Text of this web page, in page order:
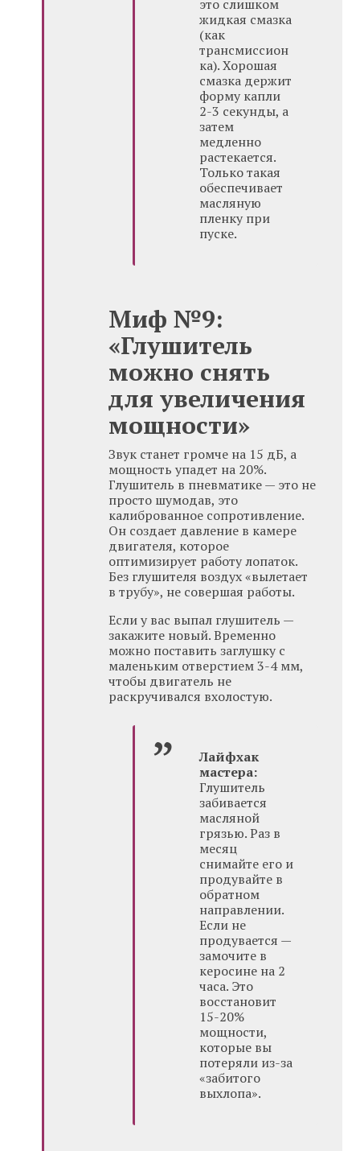
это слишком
жидкая смазка
(как
трансмиссион
ка). Хорошая
смазка держит
форму капли
2-3 секунды, а
затем
медленно
растекается.
Только такая
обеспечивает
масляную
пленку при
пуске.
Миф №9:
«Глушитель
можно снять
для увеличения
мощности»
Звук станет громче на 15 дБ, а
мощность упадет на 20%.
Глушитель в пневматике — это не
просто шумодав, это
калиброванное сопротивление.
Он создает давление в камере
двигателя, которое
оптимизирует работу лопаток.
Без глушителя воздух «вылетает
в трубу», не совершая работы.
Если у вас выпал глушитель —
закажите новый. Временно
можно поставить заглушку с
маленьким отверстием 3-4 мм,
чтобы двигатель не
раскручивался вхолостую.
Лайфхак
мастера:
Глушитель
забивается
масляной
грязью. Раз в
месяц
снимайте его и
продувайте в
обратном
направлении.
Если не
продувается —
замочите в
керосине на 2
часа. Это
восстановит
15-20%
мощности,
которые вы
потеряли из-за
«забитого
выхлопа».